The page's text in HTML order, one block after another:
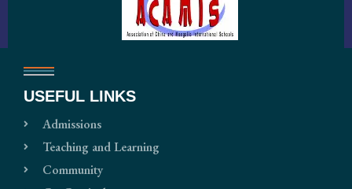
USEFUL LINKS
Admissions
Teaching and Learning
Community